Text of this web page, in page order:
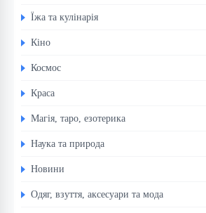
Їжа та кулінарія
Кіно
Космос
Краса
Магія, таро, езотерика
Наука та природа
Новини
Одяг, взуття, аксесуари та мода